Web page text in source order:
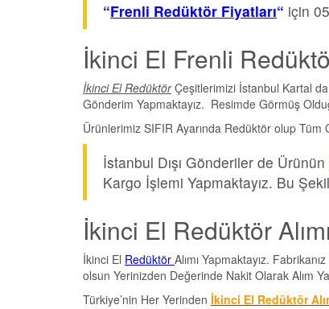
“Frenli Redüktör Fiyatları“ için
İkinci El Frenli
İkinci El RedüktörÇeşitlerimizi İstanbul Kartal
Gönderim Yapmaktayız. Resimde Görmüş
Ürünlerimiz SIFIR Ayarında Redüktör olup
İstanbul Dışı Gönderiler de Ürünün
Kargo İşlemi Yapmaktayız. Bu
İkinci El Redüktör Alımı
İkinci El Redüktör Alımı Yapmaktayız.
olsun Yerinizden Değerinde Nakit Olarak Alım
Türkiye’nin Her Yerinden İkinci El Redüktör